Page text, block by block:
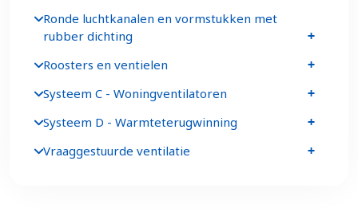
Ronde luchtkanalen en vormstukken met
rubber dichting
Roosters en ventielen
Systeem C - Woningventilatoren
Systeem D - Warmteterugwinning
Vraaggestuurde ventilatie